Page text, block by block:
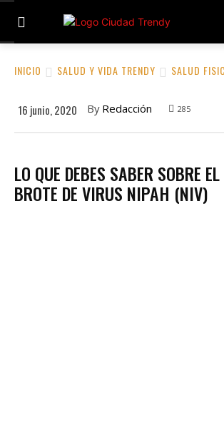
INICIO SALUD Y VIDA TRENDY SALUD
16 junio, 2020 By Redacción 285
LO QUE DEBES SABER SOBRE
BROTE DE VIRUS NIPAH (NIV)